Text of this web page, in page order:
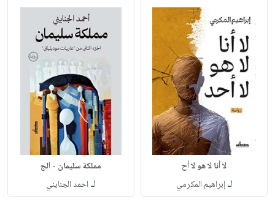
لا أنا لا هو لا أح
لـإبراهيم المكرمي
مملكة سليمان - الج
لـ احمد الجنايني